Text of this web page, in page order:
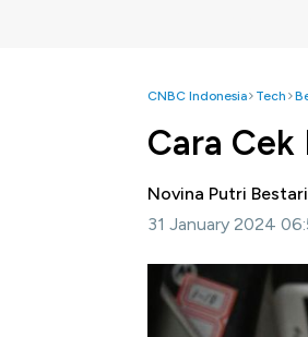
CNBC Indonesia Tech
Cara Cek
Novina Putri
31 January 2024